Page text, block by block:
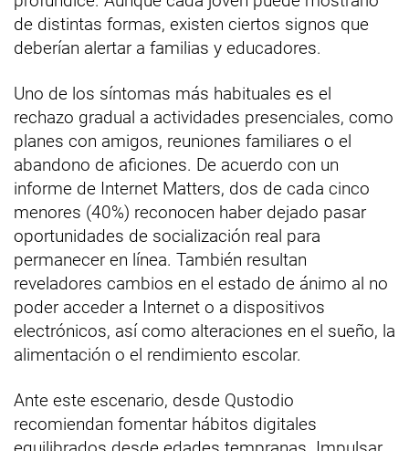
de distintas formas, existen ciertos signos que
deberían alertar a familias y educadores.
Uno de los síntomas más habituales es el
rechazo gradual a actividades presenciales, como
planes con amigos, reuniones familiares o el
abandono de aficiones. De acuerdo con un
informe de Internet Matters, dos de cada cinco
menores (40%) reconocen haber dejado pasar
oportunidades de socialización real para
permanecer en línea. También resultan
reveladores cambios en el estado de ánimo al no
poder acceder a Internet o a dispositivos
electrónicos, así como alteraciones en el sueño, la
alimentación o el rendimiento escolar.
Ante este escenario, desde Qustodio
recomiendan fomentar hábitos digitales